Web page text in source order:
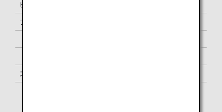
ビジネスクラス
プレミアムエコノミー *1
スーパーフライヤーズ会員